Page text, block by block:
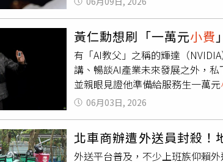
攜手完成首部長片作品。（圖／
看著外送員無論晴雨、日夜奔波
聊天，深入了解他們背負的債務
散發強烈的紀實感與生命力。拍
廳正常營業期間進行取景；片中
錄片與劇情片之間的「混血電影
請對方在自家門口接收外送，只
的六月。對一般劇組而言，連日
霓虹燈光，讓整座城市呈現出迷
語言的能力，日後也成為西恩貝
少於
怨氣，一方面來自於財務被通膨
無所不在。在各大行業中，餐飲
送服務的24%，而飯店、共享汽
住房與水電等日常開銷暴增時，
系統，調查發現，將近四分之三
25%。此外，有59%的民眾坦言
計自己花在「不必要 小費 」上的
4875元）。此外，願意給餐廳服務
23%大跌至15%。就連傳統上普
黃仁勳想刷「一萬元小費
有「AI教父」之稱的輝達（
講、暢談AI產業未來發展之外，
並親眼見證他準備給服務生一萬元
在場民眾印象十分深刻。刷卡付
川菜餐廳驥園用餐時，恰巧遇見
然來電確認交易內容，原因是刷
過，由於銀行系統無法辨識或認
包廂，接著說出，「沒關係，我
06月03日, 2026
北車商辦遭外送員封殺
外送平台普及，不少上班族仰賴